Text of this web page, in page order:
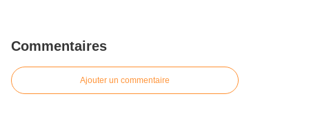
Commentaires
Ajouter un commentaire